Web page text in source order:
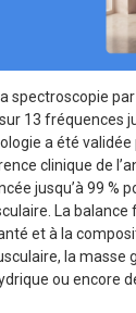
spectroscopie
13 fréquences
a été
clinique de
jusqu’à 99 %
La balance
et à la
la masse
ou encore